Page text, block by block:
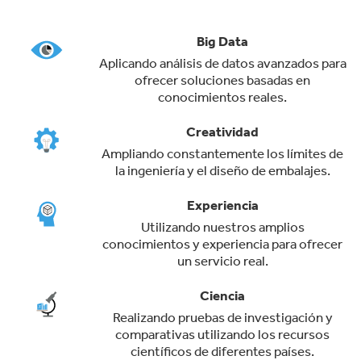
Big Data
Aplicando análisis de datos avanzados para
ofrecer soluciones basadas en
conocimientos reales.
Creatividad
Ampliando constantemente los límites de
la ingeniería y el diseño de embalajes.
Experiencia
Utilizando nuestros amplios
conocimientos y experiencia para ofrecer
un servicio real.
Ciencia
Realizando pruebas de investigación y
comparativas utilizando los recursos
científicos de diferentes países.